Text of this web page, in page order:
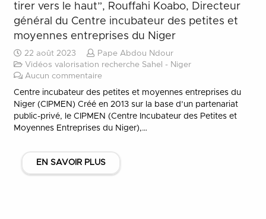
tirer vers le haut”, Rouffahi Koabo, Directeur
général du Centre incubateur des petites et
moyennes entreprises du Niger
22 août 2023
Pape Abdou Ndour
Vidéos valorisation recherche Sahel - Niger
Aucun commentaire
Centre incubateur des petites et moyennes entreprises du
Niger (CIPMEN) Créé en 2013 sur la base d’un partenariat
public-privé, le CIPMEN (Centre Incubateur des Petites et
Moyennes Entreprises du Niger),…
EN SAVOIR PLUS